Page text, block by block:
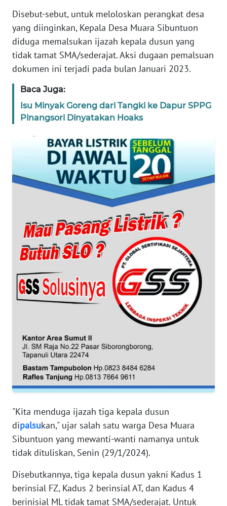
Disebut-sebut, untuk meloloskan perangkat desa
yang diinginkan, Kepala Desa Muara Sibuntuon
diduga memalsukan ijazah kepala dusun yang
tidak tamat SMA/sederajat. Aksi dugaan pemalsuan
dokumen ini terjadi pada bulan Januari 2023.
Baca Juga:
Isu Minyak Goreng dari Tangki ke Dapur SPPG
Pinangsori Dinyatakan Hoaks
"Kita menduga ijazah tiga kepala dusun
dipalsukan," ujar salah satu warga Desa Muara
Sibuntuon yang mewanti-wanti namanya untuk
tidak dituliskan, Senin (29/1/2024).
Disebutkannya, tiga kepala dusun yakni Kadus 1
berinsial FZ, Kadus 2 berinsial AT, dan Kadus 4
berinisial ML tidak tamat SMA/sederajat. Untuk
Wahana
News
Regional
WN
SUMUT
JAKARTA
WN
BANTEN
NTT
WN
KEPRI
WN
PAPUA
PAPUA
BARAT
WN
RIAU
WN
JAMBI
WN
SULTRA